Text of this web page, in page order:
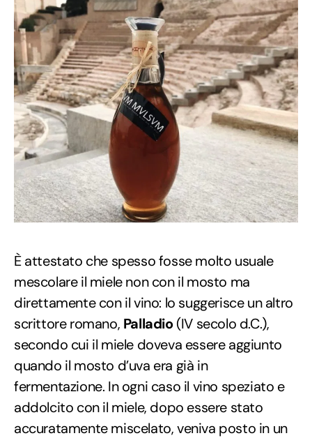
È attestato che spesso fosse molto usuale
mescolare il miele non con il mosto ma
direttamente con il vino: lo suggerisce un altro
scrittore romano, Palladio(IV secolo d.C.),
secondo cui il miele doveva essere aggiunto
quando il mosto d’uva era già in
fermentazione. In ogni caso il vino speziato e
addolcito con il miele, dopo essere stato
accuratamente miscelato, veniva posto in un